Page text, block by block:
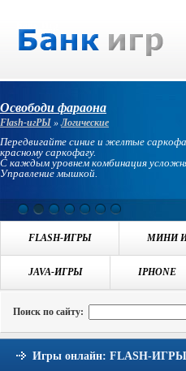
Освободи фараона
Flash-игРЫ »Логические
Передвигайте синие и желтые
красному саркофагу.
С каждым уровнем комбинация
Управление мышкой.
FLASH-ИГРЫ МИНИ
JAVA-ИГРЫ IPHONE
Навигация:БАНК ИГР ИГРЫ FLASH-
Поиск по сайту:
Игры онлайн: FLASH-